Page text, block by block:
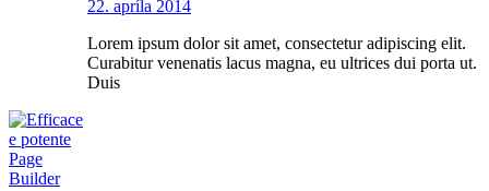
22. apríla 2014
Lorem ipsum dolor sit amet, consectetur adipiscing elit.
Curabitur venenatis lacus magna, eu ultrices dui porta ut.
Duis